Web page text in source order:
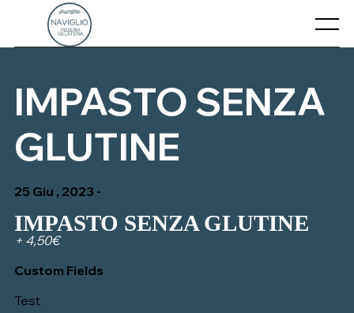
content
Menu
CONTATTI
IL NOSTRO MENU’
IMPASTO SENZA
GLUTINE
25 Giu , 2023 -
IMPASTO SENZA GLUTINE
+ 4,50€
Custom Fields
Test